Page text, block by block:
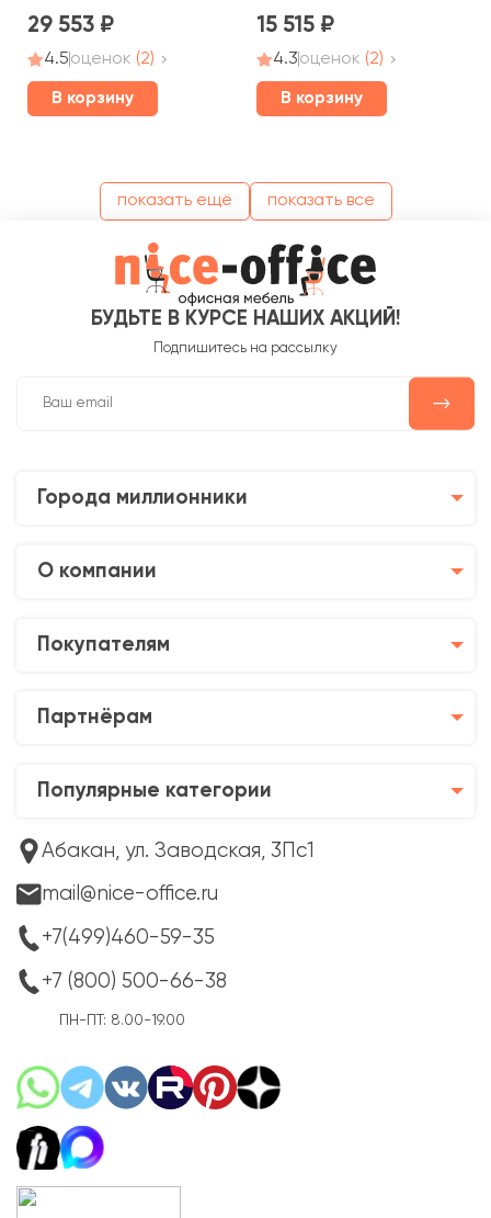
29 553
4.5оценок (2)
В корзину
15 515
4.3оценок (2)
В корзину
показать ещё показать все
БУДЬТЕ В КУРСЕ НАШИХ АКЦИЙ!
Подпишитесь на рассылку
Города миллионники
О компании
Покупателям
Партнёрам
Популярные категории
Абакан, ул. Заводская, 3Пс1
mail@nice-office.ru
+7(499)460-59-35
+7 (800) 500-66-38
ПН-ПТ: 8.00-19.00